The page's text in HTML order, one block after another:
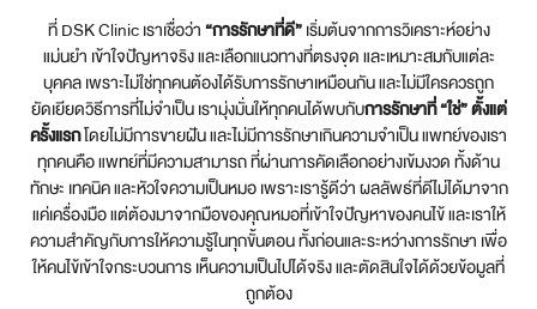
ที่ DSK Clinic เราเชื่อว่า“การรักษาที่ดี”เริ่มต้นจากการวิเคราะห์อย่าง
แม่นยำ เข้าใจปัญหาจริง และเลือกแนวทางที่ตรงจุด และเหมาะสมกับแต่ละ
บุคคล เพราะไม่ใช่ทุกคนต้องได้รับการรักษาเหมือนกัน และไม่มีใครควรถูก
ยัดเยียดวิธีการที่ไม่จำเป็น เรามุ่งมั่นให้ทุกคนได้พบกับการรักษาที่ “ใช่” ตั้งแต่
ครั้งแรกโดยไม่มีการขายฝัน และไม่มีการรักษาเกินความจำเป็น แพทย์ของเรา
ทุกคนคือ แพทย์ที่มีความสามารถ ที่ผ่านการคัดเลือกอย่างเข้มงวด ทั้งด้าน
ทักษะ เทคนิค และหัวใจความเป็นหมอ เพราะเรารู้ดีว่า ผลลัพธ์ที่ดีไม่ได้มาจาก
แค่เครื่องมือ แต่ต้องมาจากมือของคุณหมอที่เข้าใจปัญหาของคนไข้ และเราให้
ความสำคัญกับการให้ความรู้ในทุกขั้นตอน ทั้งก่อนและระหว่างการรักษา เพื่อ
ให้คนไข้เข้าใจกระบวนการ เห็นความเป็นไปได้จริง และตัดสินใจได้ด้วยข้อมูลที่
ถูกต้อง